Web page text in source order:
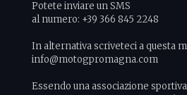
Potete inviare un SMS
al numero: +39 366 845 2248
In alternativa scriveteci a questa
info@motogpromagna.com
Essendo una associazione sportiva